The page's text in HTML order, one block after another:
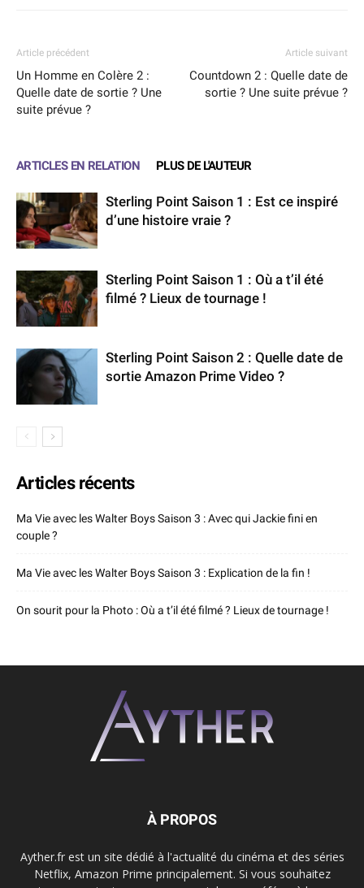
Article précédent
Un Homme en Colère 2 :
Quelle date de sortie ? Une
suite prévue ?
Article suivant
Countdown 2 : Quelle date de
sortie ? Une suite prévue ?
ARTICLES EN RELATION PLUS DE L'AUTEUR
Sterling Point Saison 1 : Est ce inspiré
d’une histoire vraie ?
Sterling Point Saison 1 : Où a t’il été
filmé ? Lieux de tournage !
Sterling Point Saison 2 : Quelle date de
sortie Amazon Prime Video ?
Articles récents
Ma Vie avec les Walter Boys Saison 3 : Avec qui Jackie fini en
couple ?
Ma Vie avec les Walter Boys Saison 3 : Explication de la fin !
On sourit pour la Photo : Où a t’il été filmé ? Lieux de tournage !
À PROPOS
Ayther.fr est un site dédié à l'actualité du cinéma et des séries
Netflix, Amazon Prime principalement. Si vous souhaitez